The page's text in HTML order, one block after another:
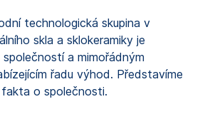
technologická skupina v
skla a sklokeramiky je
a mimořádným
řadu výhod. Představíme
o společnosti.